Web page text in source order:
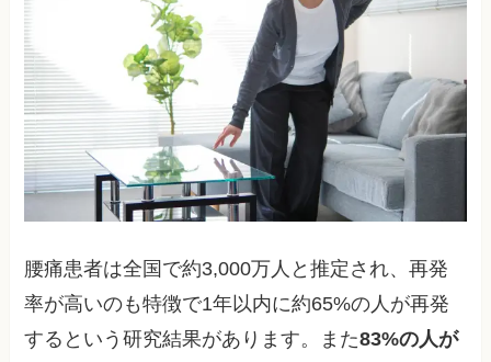
腰痛患者は全国で約3,000万人と推定され、再発
率が高いのも特徴で1年以内に約65%の人が再発
するという研究結果があります。また83%の人が